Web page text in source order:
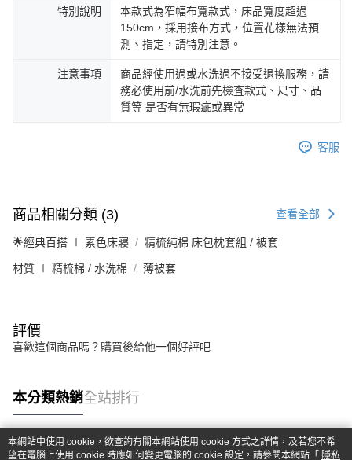
特別說明
本款式為窄幅布寬款式，床品寬度超過
150cm，採用接布方式，位置花樣無法預
測、指定，請特別注意。
注意事項
商品經使用過或水洗過不接受退換服務，請
務必使用前/水洗前先檢査款式、尺寸、品
質等 是否有無瑕疵或異常
客服
商品相關分類 (3) 查看全部
🌟經典百搭 ∣ 素色床寢 精梳純棉 床包枕套組 / 被套
材質 ∣ 精梳棉 / 水洗棉 薄被套
評價
喜歡這個商品嗎？購買後給他一個好評吧
本分類熱銷全站排行
本網站中使用 cookie，欲查詢有關本網站使用 cookie 方式之詳情，及若您不希
望在電腦上使用 cookie 時應如何變更電腦的 cookie 設定，請參閱本網站「 隱私